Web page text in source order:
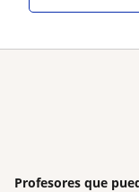
Profesores que